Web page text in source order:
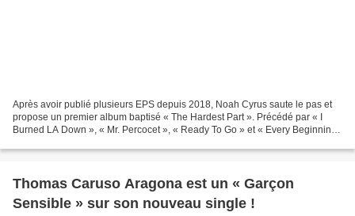
Après avoir publié plusieurs EPS depuis 2018, Noah Cyrus saute le pas et
propose un premier album baptisé « The Hardest Part ». Précédé par « I
Burned LA Down », « Mr. Percocet », « Ready To Go » et « Every Beginning
Thomas Caruso Aragona est un « Garçon
Sensible » sur son nouveau single !